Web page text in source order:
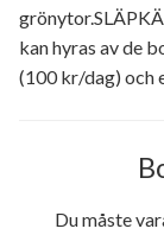
kan hyras av de
(100 kr/dag) och
Du måste